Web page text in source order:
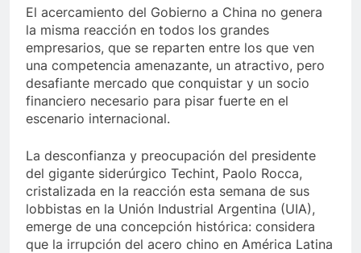
El acercamiento del Gobierno a China no genera
la misma reacción en todos los grandes
empresarios, que se reparten entre los que ven
una competencia amenazante, un atractivo, pero
desafiante mercado que conquistar y un socio
financiero necesario para pisar fuerte en el
escenario internacional.
La desconfianza y preocupación del presidente
del gigante siderúrgico Techint, Paolo Rocca,
cristalizada en la reacción esta semana de sus
lobbistas en la Unión Industrial Argentina (UIA),
emerge de una concepción histórica: considera
que la irrupción del acero chino en América Latina